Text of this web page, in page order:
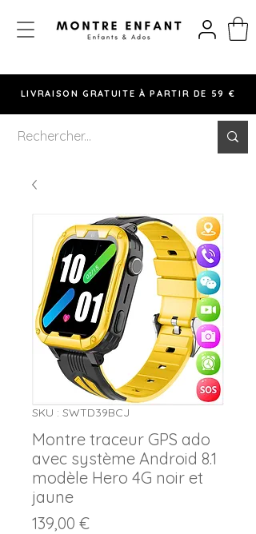
LIVRAISON GRATUITE À PARTIR DE 59 €
SKU : SWTD39BCJ
Montre traceur GPS ado
avec système Android 8.1
modèle Hero 4G noir et
jaune
139,00 €Prix